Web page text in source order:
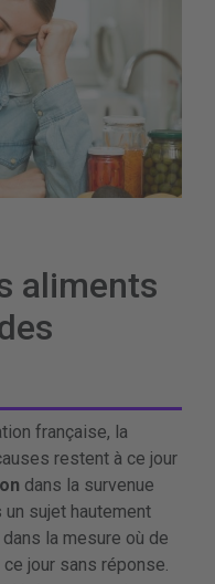
aliments
française, la
restent à ce jour
dans la survenue
un sujet hautement
la mesure où de
jour sans réponse.